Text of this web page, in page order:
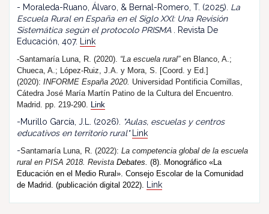
- Moraleda-Ruano, Álvaro, & Bernal-Romero, T. (2025). La
Escuela Rural en España en el Siglo XXI: Una Revisión
Sistemática según el protocolo PRISMA . Revista De
Educación, 407.
Link
-Santamaría Luna, R. (2020). “La escuela rural”en Blanco, A.;
Chueca, A.; López-Ruiz, J.A. y Mora, S. [Coord. y Ed.]
(2020): INFORME España 2020. Universidad Pontificia Comillas,
Cátedra José María Martín Patino de la Cultura del Encuentro.
Madrid. pp. 219-290. Link
-Murillo García, J.L. (2026).
"Aulas, escuelas y centros
educativos en territorio rural"
Link
-Santamaría Luna, R. (2022): La competencia global de la escuela
rural en PISA 2018. Revista Debates. (8). Monográfico «La
Educación en el Medio Rural». Consejo Escolar de la Comunidad
de Madrid. (publicación digital 2022).
Link